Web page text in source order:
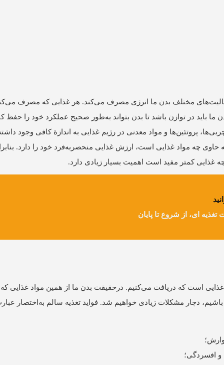
مختلف بدن ما انرژی مصرف می‌کند. هر غذایی که مصرف
باید در توازن باشد تا بدن بتواند به‌طور صحیح عملکرد خود را حفظ
پروتئین‌ها و مواد معدنی در رژیم غذایی به اندازۀ کافی وجود
حاوی چه مواد غذایی است، ارزش غذایی منحصربه‌فرد خود را دارد.
غذایی کمتر مفید است اهمیت بسیار زیادی دارد.
تغذیه ای، از شروع تا پایان
است که دریافت می‌کنیم. درحقیقت بدن ما از همین مواد غذایی
دچار مشکلات زیادی خواهیم شد. فواید تغذیه سالم به‌اختصار
و افسردگی؛